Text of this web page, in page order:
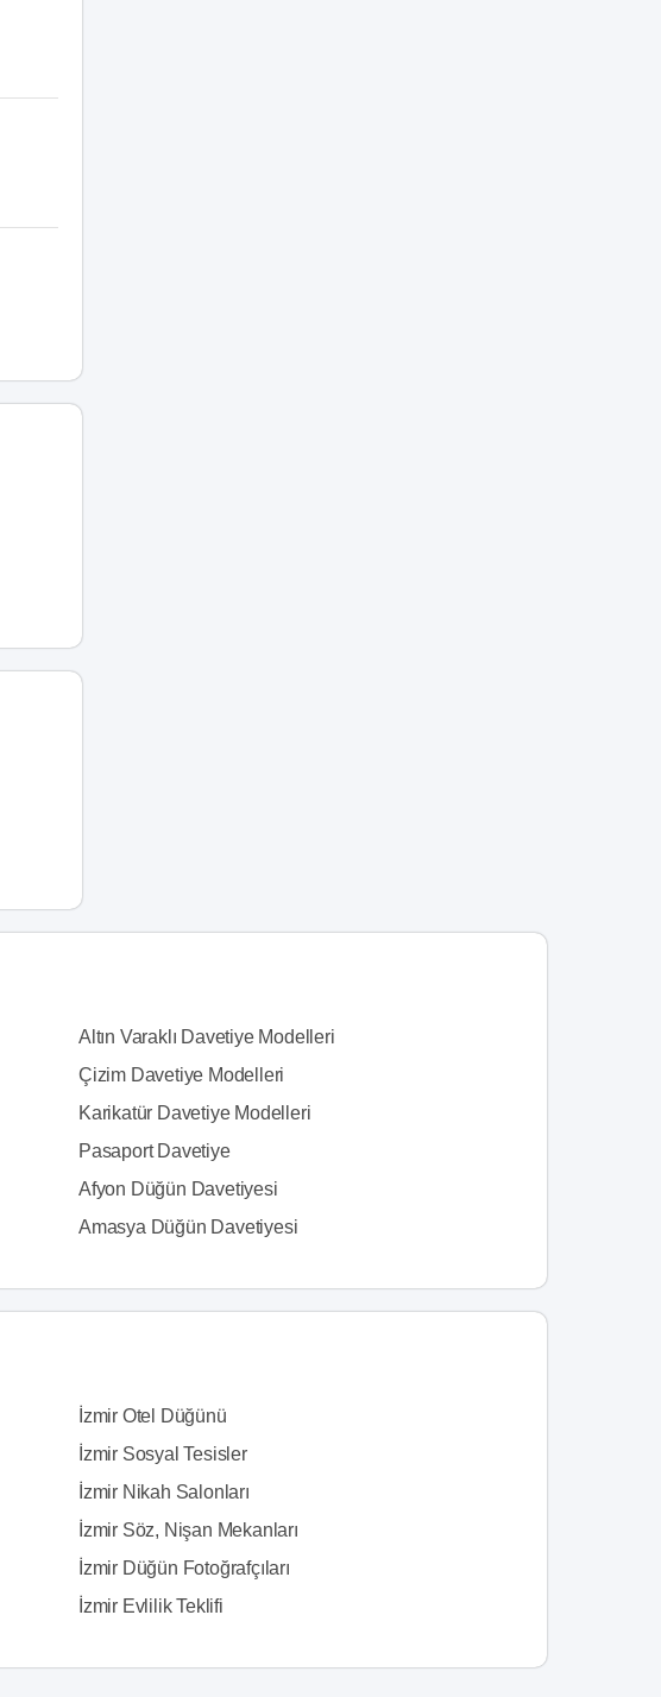
Altın Varaklı Davetiye Modelleri
Çizim Davetiye Modelleri
Karikatür Davetiye Modelleri
Pasaport Davetiye
Afyon Düğün Davetiyesi
Amasya Düğün Davetiyesi
İzmir Otel Düğünü
İzmir Sosyal Tesisler
İzmir Nikah Salonları
İzmir Söz, Nişan Mekanları
İzmir Düğün Fotoğrafçıları
İzmir Evlilik Teklifi